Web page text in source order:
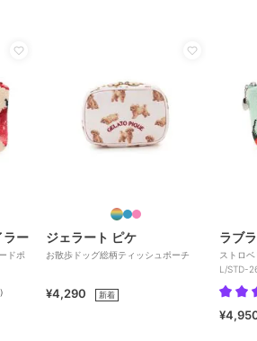
ラー
ドポ
）
ジェラート ピケ
お散歩ドッグ総柄ティッシュポーチ
¥4,290 新着
ラブ
ストロ
L/STD-